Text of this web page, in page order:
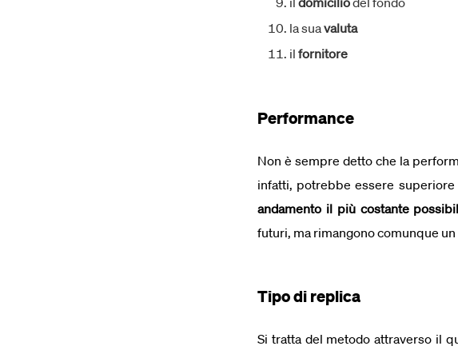
la suavaluta
il fornitore
Performance
Non è sempre detto che la
infatti, potrebbe essere
andamento il più costante
futuri, ma rimangono comunque
Tipo di replica
Si tratta del metodo attraverso il